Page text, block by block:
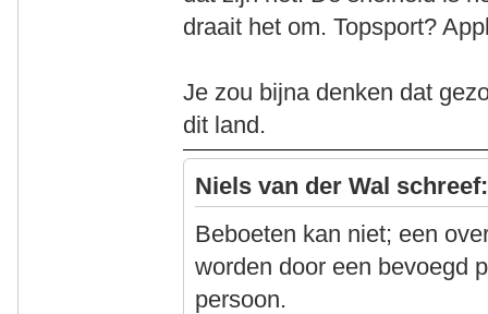
draait het om. Topsport?
Je zou bijna denken dat
dit land.
Niels van der Wal schreef:
Beboeten kan niet; een
worden door een bevoegd
persoon.